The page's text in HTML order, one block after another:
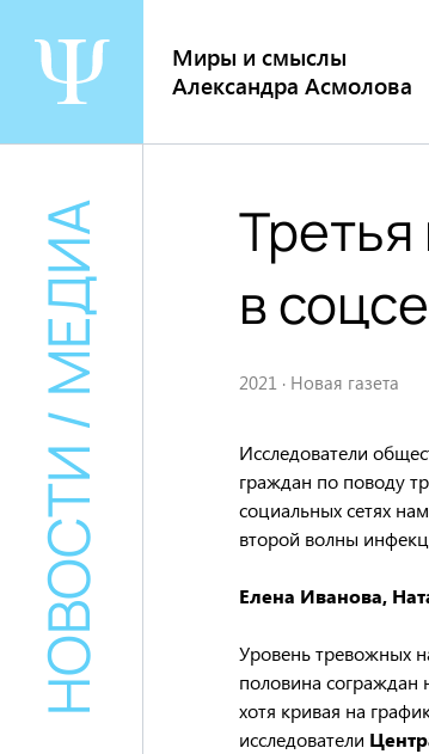
содержанию
Миры и смыслы
Александра Асмолова
НОВОСТИ / МЕДИА
в
2021 · Новая газета
Исследователи
граждан по поводу
социальных сетях
второй волны
Елена Иванова,
Уровень тревожных
половина
хотя кривая на
исследователи